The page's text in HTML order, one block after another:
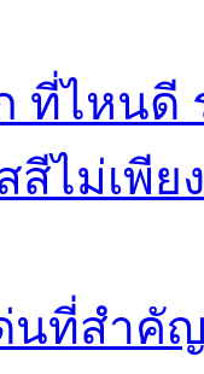
ที่ไหนดี
สีไม่เพี
นที่สำคั